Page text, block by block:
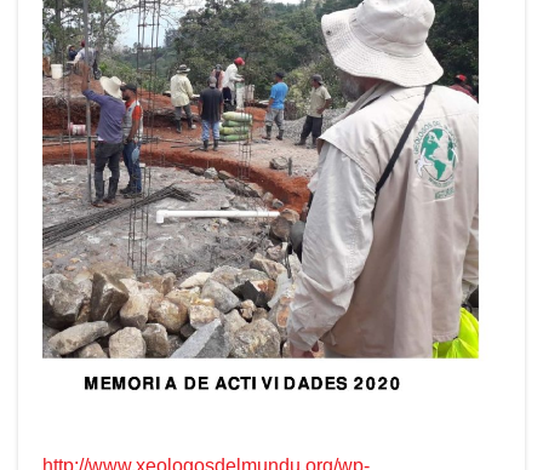
http://www.xeologosdelmundu.org/wp-